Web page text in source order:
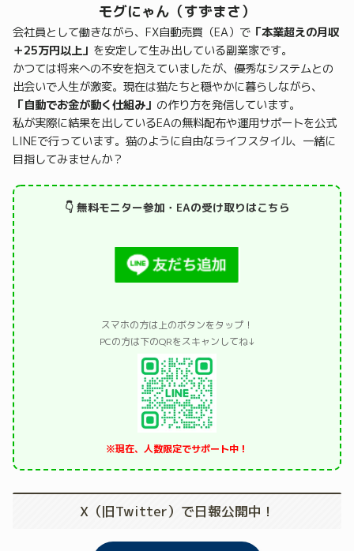
モグにゃん（すずまさ）
会社員として働きながら、FX自動売買（EA）で 「本業超えの月収
＋25万円以上」 を安定して生み出している副業家です。
かつては将来への不安を抱えていましたが、優秀なシステムとの
出会いで人生が激変。現在は猫たちと穏やかに暮らしながら、
「自動でお金が動く仕組み」 の作り方を発信しています。
私が実際に結果を出しているEAの無料配布や運用サポートを公式
LINEで行っています。猫のように自由なライフスタイル、一緒に
目指してみませんか？
👇 無料モニター参加・EAの受け取りはこちら
スマホの方は上のボタンをタップ！
PCの方は下のQRをスキャンしてね↓
※現在、人数限定でサポート中！
X（旧Twitter）で日報公開中！